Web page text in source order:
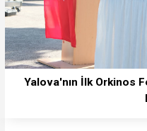
Yalova'nın İlk Orkinos